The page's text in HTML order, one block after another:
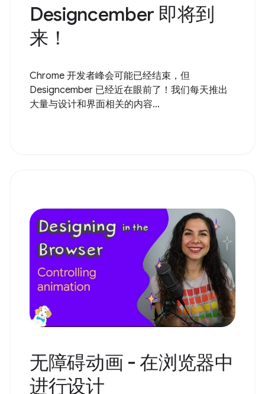
Designcember 即将到
来！
Chrome 开发者峰会可能已经结束，但
Designcember 已经近在眼前了！我们每天推出
大量与设计和界面相关的内容...
无障碍动画 - 在浏览器中
进行设计